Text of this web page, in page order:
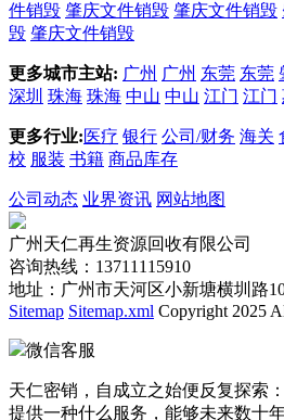
件销毁 肇庆文件销毁 肇庆文件销毁
毁 肇庆文件销毁
更多城市主站: 广州 广州 东莞 东莞
深圳 珠海 珠海 中山 中山 江门 江门
更多行业: 医疗 银行 公司/财务 海关
校 服装 书籍 商品库存
公司动态 业界资讯 网站地图
广州天仁再生资源回收有限公司
咨询热线：13711115910
地址：广州市天河区小新塘横圳路
Sitemap Sitemap.xml Copyright 2025
微信客服
天仁密销，自成立之始便反复探索：
提供一种什么服务，能够未来数十